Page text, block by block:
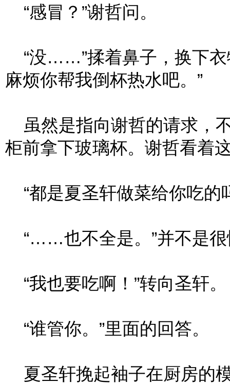
“感冒？”谢哲问。
“没……”揉着鼻子，换下衣
麻烦你帮我倒杯热水吧。”
虽然是指向谢哲的请求，
柜前拿下玻璃杯。谢哲看着
“都是夏圣轩做菜给你吃的
“……也不全是。”并不是很
“我也要吃啊！”转向圣轩。
“谁管你。”里面的回答。
夏圣轩挽起袖子在厨房的